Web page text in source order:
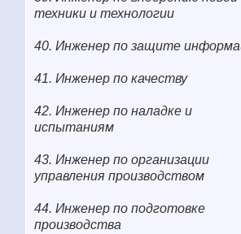
техники и технологии
40. Инженер по защите
41. Инженер по качеству
42. Инженер по наладке и
испытаниям
43. Инженер по организации
управления производством
44. Инженер по подготовке
производства